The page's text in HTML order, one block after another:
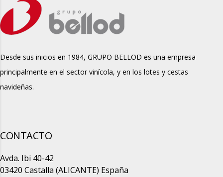
Desde sus inicios en 1984, GRUPO BELLOD es una empresa
principalmente en el sector vinícola, y en los lotes y cestas
navideñas.
CONTACTO
Avda. Ibi 40-42
03420 Castalla (ALICANTE) España